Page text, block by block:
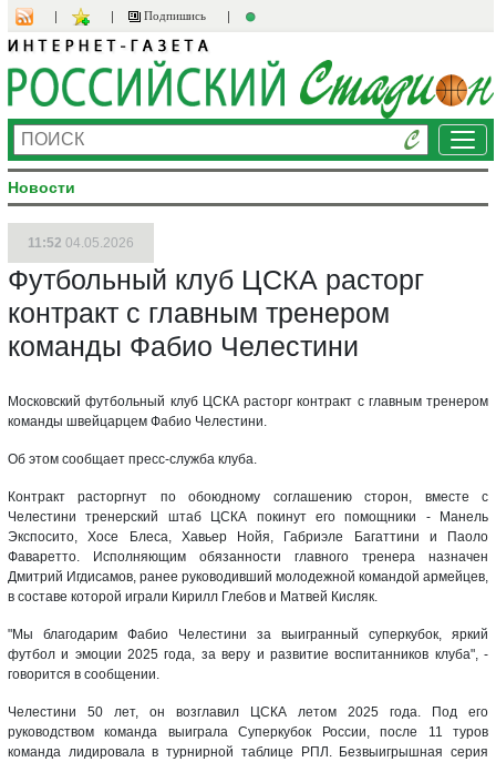
Подпишись
Новости
11:52 04.05.2026
Футбольный клуб ЦСКА расторг
контракт с главным тренером
команды Фабио Челестини
Московский футбольный клуб ЦСКА расторг контракт с главным тренером
команды швейцарцем Фабио Челестини.
Об этом сообщает пресс-служба клуба.
Контракт расторгнут по обоюдному соглашению сторон, вместе с
Челестини тренерский штаб ЦСКА покинут его помощники - Манель
Экспосито, Хосе Блеса, Хавьер Нойя, Габриэле Багаттини и Паоло
Фаваретто. Исполняющим обязанности главного тренера назначен
Дмитрий Игдисамов, ранее руководивший молодежной командой армейцев,
в составе которой играли Кирилл Глебов и Матвей Кисляк.
"Мы благодарим Фабио Челестини за выигранный cуперкубок, яркий
футбол и эмоции 2025 года, за веру и развитие воспитанников клуба", -
говорится в сообщении.
Челестини 50 лет, он возглавил ЦСКА летом 2025 года. Под его
руководством команда выиграла Суперкубок России, после 11 туров
команда лидировала в турнирной таблице РПЛ. Безвыигрышная серия